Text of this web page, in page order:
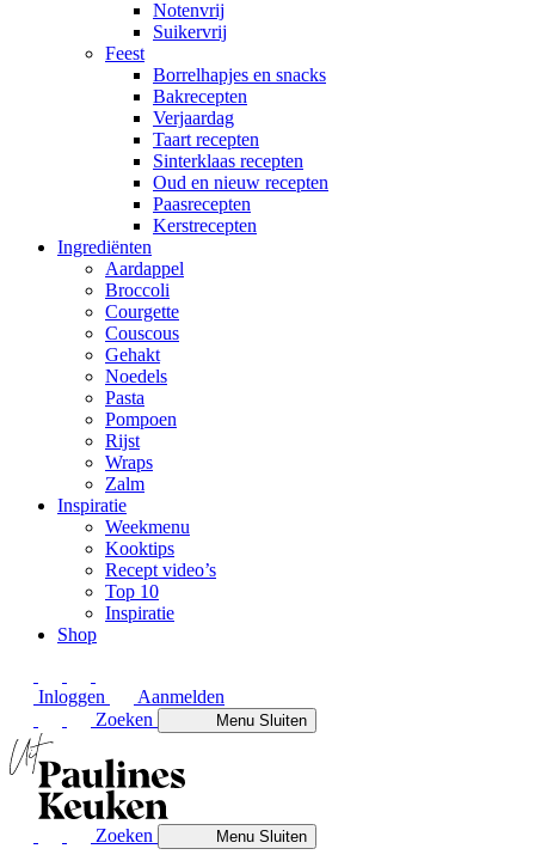
Notenvrij
Suikervrij
Feest
Borrelhapjes en snacks
Bakrecepten
Verjaardag
Taart recepten
Sinterklaas recepten
Oud en nieuw recepten
Paasrecepten
Kerstrecepten
Ingrediënten
Aardappel
Broccoli
Courgette
Couscous
Gehakt
Noedels
Pasta
Pompoen
Rijst
Wraps
Zalm
Inspiratie
Weekmenu
Kooktips
Recept video’s
Top 10
Inspiratie
Shop
Inloggen
Aanmelden
Zoeken
MenuSluiten
Zoeken MenuSluiten